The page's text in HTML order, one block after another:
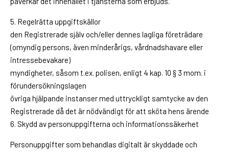
5. Regelrätta uppgiftskällor
den Registrerade själv och/eller dennes lagliga företrädare
(omyndig persons, även minderårigs, vårdnadshavare eller
intressebevakare)
myndigheter, såsom t.ex. polisen, enligt 4 kap. 10 § 3 mom. i
förundersökningslagen
övriga hjälpande instanser med uttryckligt samtycke av den
Registrerade då det är nödvändigt för att sköta hens ärende
6. Skydd av personuppgifterna och informationssäkerhet
Personuppgifter som behandlas digitalt är skyddade och